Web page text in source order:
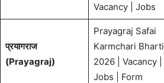
Vacancy | Jobs
प्रयागराज
(Prayagraj)
Prayagraj Safai
Karmchari Bharti
2026 | Vacancy |
Jobs | Form